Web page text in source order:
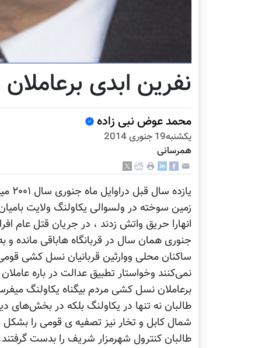
نفرین ابدی
محمد عوض نبی زاده
يكشنبه19 جنوری 2014
همرسانی
زمین سوخته در ولسوالی یکاولنگ ولایت
جنوری همان سال در قربانگاه هاباقی مانده
ساکنان محلی ووارثین قربانیان نسل کشی
نمی‌کنند وخواستار تطبیق عدالت در باره
برعاملان نسل کشی مردم بیگناه یکاولنگ
طالبان نه تنها در یکاولنگ بلکه در بخش‌های
شمال کابل و تخار نیز تصفیه ی قومی را بشکل
طالبان كنترول شهرمزار شریف را بدست